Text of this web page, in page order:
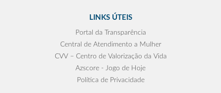
LINKS ÚTEIS
Portal da Transparência
Central de Atendimento a Mulher
CVV – Centro de Valorização da Vida
Azscore - Jogo de Hoje
Política de Privacidade